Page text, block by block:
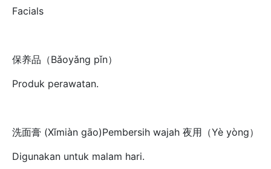
Facials
保养品（Bǎoyǎng pǐn）
Produk perawatan.
洗面膏 (Xǐmiàn gāo)Pembersih wajah 夜用（Yè yòng）
Digunakan untuk malam hari.